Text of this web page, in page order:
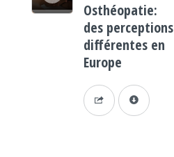
Osthéopatie:
des perceptions
différentes en
Europe